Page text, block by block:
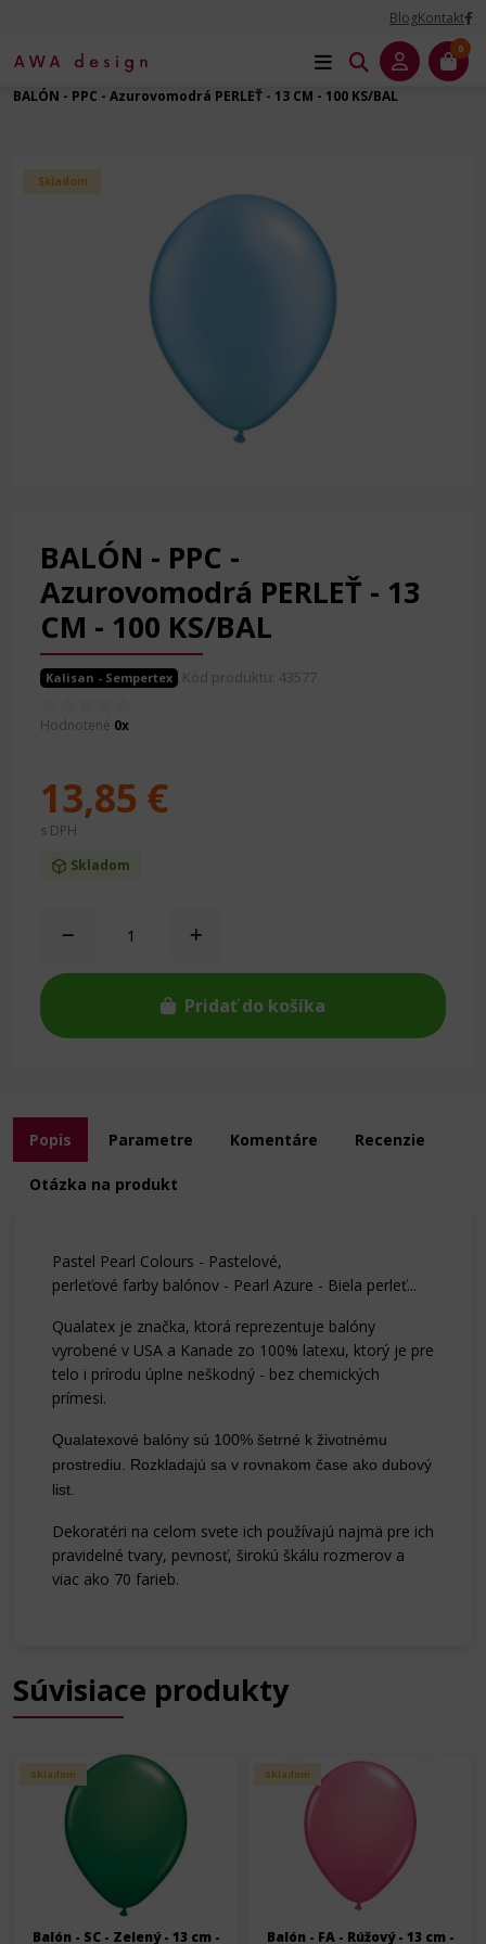
BlogKontakt
0
Balóny dekoračné
Guľatý - 5" - 13 cm
BALÓN - PPC - Azurovomodrá PERLEŤ - 13 CM - 100 KS/BAL
Skladom
BALÓN - PPC -
Azurovomodrá PERLEŤ - 13
CM - 100 KS/BAL
Kalisan - Sempertex Kód produktu: 43577
Hodnotené 0x
Skladom
13,85 €
s DPH
Pridať do košíka
Popis Parametre Komentáre Recenzie
Otázka na produkt
Pastel Pearl Colours - Pastelové,
perleťové farby balónov - Pearl Azure - Biela perleť...
Qualatex je značka, ktorá reprezentuje balóny
vyrobené v USA a Kanade zo 100% latexu, ktorý je pre
telo i prírodu úplne neškodný - bez chemických
prímesi.
Qualatexové balóny sú 100% šetrné k životnému
prostrediu. Rozkladajú sa v rovnakom čase ako dubový
list.
Dekoratéri na celom svete ich používajú najmä pre ich
pravidelné tvary, pevnosť, širokú škálu rozmerov a
viac ako 70 farieb.
Súvisiace produkty
Skladom
Balón - SC - Zelený - 13 cm -
Skladom
Balón - FA - Rúžový - 13 cm -